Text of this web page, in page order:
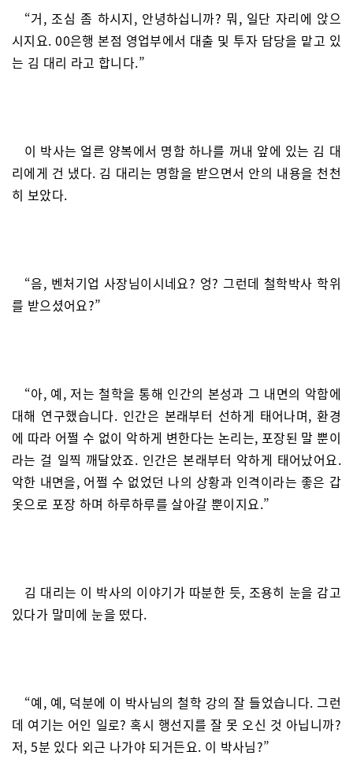
“거, 조심 좀 하시지, 안녕하십니까? 뭐, 일단 자리에 앉으
시지요. 00은행 본점 영업부에서 대출 및 투자 담당을 맡고 있
는 김 대리 라고 합니다.”
이 박사는 얼른 양복에서 명함 하나를 꺼내 앞에 있는 김 대
리에게 건 냈다. 김 대리는 명함을 받으면서 안의 내용을 천천
히 보았다.
“음, 벤처기업 사장님이시네요? 엉? 그런데 철학박사 학위
를 받으셨어요?”
“아, 예, 저는 철학을 통해 인간의 본성과 그 내면의 악함에
대해 연구했습니다. 인간은 본래부터 선하게 태어나며, 환경
에 따라 어쩔 수 없이 악하게 변한다는 논리는, 포장된 말 뿐이
라는 걸 일찍 깨달았죠. 인간은 본래부터 악하게 태어났어요.
악한 내면을, 어쩔 수 없었던 나의 상황과 인격이라는 좋은 갑
옷으로 포장 하며 하루하루를 살아갈 뿐이지요.”
김 대리는 이 박사의 이야기가 따분한 듯, 조용히 눈을 감고
있다가 말미에 눈을 떴다.
“예, 예, 덕분에 이 박사님의 철학 강의 잘 들었습니다. 그런
데 여기는 어인 일로? 혹시 행선지를 잘 못 오신 것 아닙니까?
저, 5분 있다 외근 나가야 되거든요. 이 박사님?”